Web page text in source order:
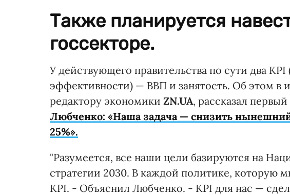
Также планируется
госсекторе.
У действующего правительства по сути два
эффективности) — ВВП и занятость. Об этом
редактору экономики ZN.UA, рассказал
Любченко: «Наша задача — снизить нынешний
25%».
"Разумеется, все наши цели базируются на
стратегии 2030. В каждой политике, которую
KPI. - Объяснил Любченко. - KPI для нас —